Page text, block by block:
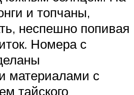
и топчаны,
неспешно попивая
Номера с
материалами с
тайского